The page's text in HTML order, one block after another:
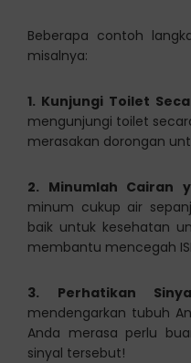
Beberapa contoh
misalnya:
1. Kunjungi Toilet
mengunjungi toilet
merasakan dorongan
2. Minumlah Cairan
minum cukup air
baik untuk kesehatan
membantu mencegah
3. Perhatikan
mendengarkan tubuh
Anda merasa perlu
sinyal tersebut!